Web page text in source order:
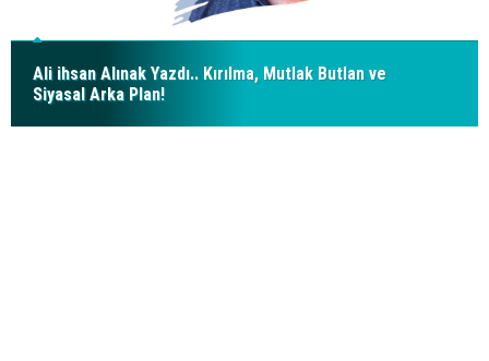
Ali ihsan Alınak Yazdı.. Kırılma, Mutlak Butlan ve
Siyasal Arka Plan!